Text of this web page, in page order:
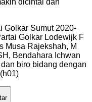
Golkar Sumut 2020-
Golkar Lodewijk F
Musa Rajekshah, M
Bendahara Ichwan
biro bidang dengan